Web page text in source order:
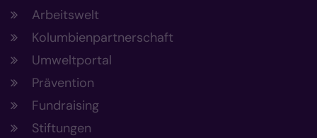
Arbeitswelt
Kolumbienpartnerschaft
Umweltportal
Prävention
Fundraising
Stiftungen